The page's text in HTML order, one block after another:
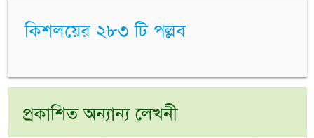
কিশলয়ের ২৮৩ টি পল্লব
প্রকাশিত অন্যান্য লেখনী